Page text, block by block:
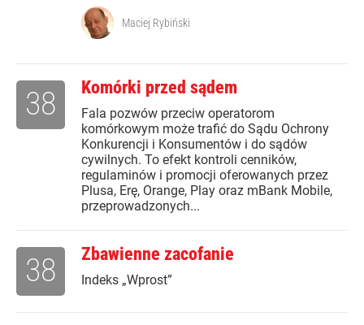
Maciej Rybiński
Komórki przed sądem
Fala pozwów przeciw operatorom
komórkowym może trafić do Sądu Ochrony
Konkurencji i Konsumentów i do sądów
cywilnych. To efekt kontroli cenników,
regulaminów i promocji oferowanych przez
Plusa, Erę, Orange, Play oraz mBank Mobile,
przeprowadzonych...
38
Zbawienne zacofanie
Indeks „Wprost”
38